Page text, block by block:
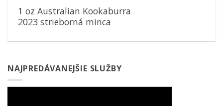
1 oz Australian Kookaburra
2023 strieborná minca
NAJPREDÁVANEJŠIE SLUŽBY